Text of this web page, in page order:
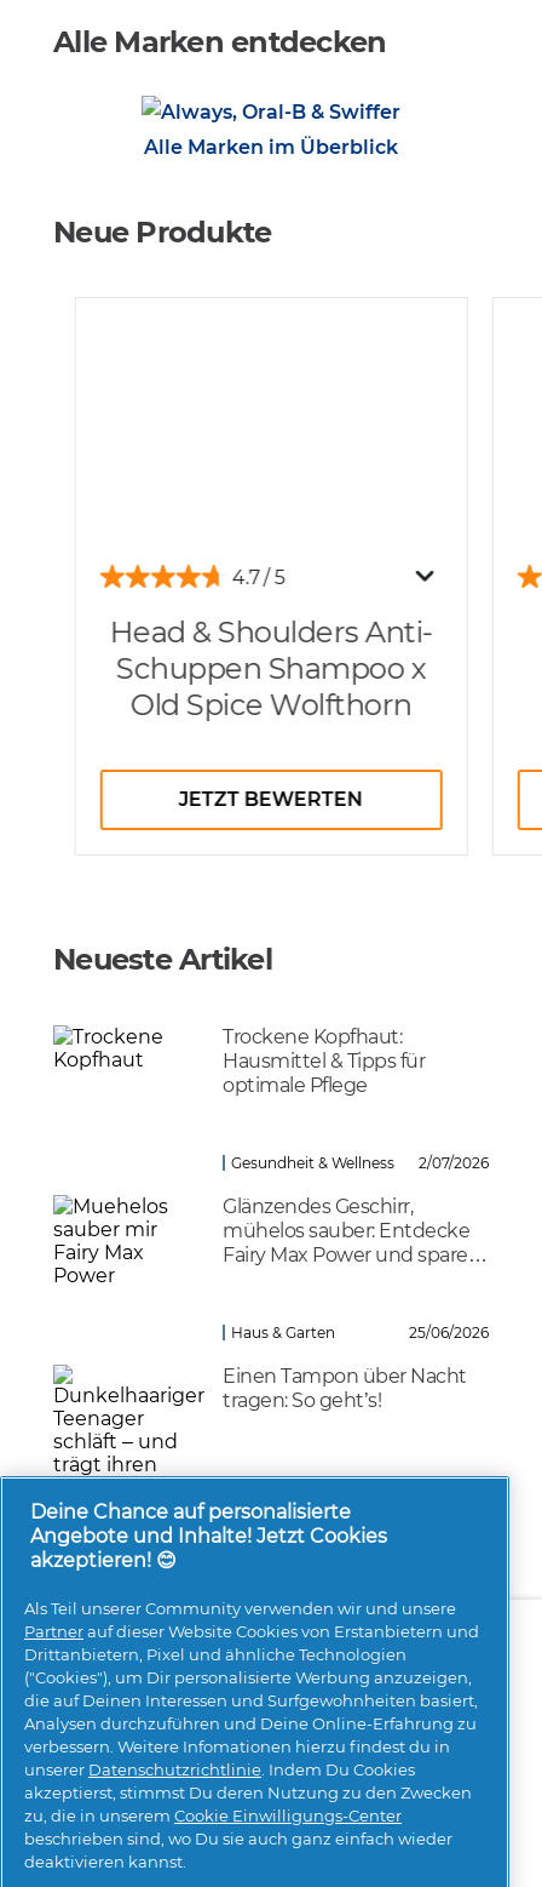
Alle Marken entdecken
Alle Marken im Überblick
Neue Produkte
4.7
Head & Shoulders Anti-
Schuppen Shampoo x
Old Spice Wolfthorn
JETZT BEWERTEN
Neueste Artikel
Trockene Kopfhaut:
Hausmittel & Tipps für
optimale Pflege
Gesundheit & Wellness 2/07/2026
Glänzendes Geschirr,
mühelos sauber: Entdecke
Fairy Max Power und spare
Haus & Garten 25/06/2026
Einen Tampon über Nacht
tragen: So geht’s!
Gesundheit & Wellness
Über uns Kontakt pg.com besuchen
Mehr Inspiration
Meine Daten
Geschäftsbedingungen
Deine Chance auf personalisierte
Angebote und Inhalte! Jetzt Cookies
akzeptieren! 😊
Als Teil unserer Community verwenden wir und unsere
Partnerauf dieser Website Cookies von Erstanbietern und
Drittanbietern, Pixel und ähnliche Technologien
("Cookies"), um Dir personalisierte Werbung anzuzeigen,
die auf Deinen Interessen und Surfgewohnheiten basiert,
Analysen durchzuführen und Deine Online-Erfahrung zu
verbessern. Weitere Infomationen hierzu findest du in
unserer Datenschutzrichtlinie. Indem Du Cookies
akzeptierst, stimmst Du deren Nutzung zu den Zwecken
zu, die in unserem Cookie Einwilligungs-Center
beschrieben sind, wo Du sie auch ganz einfach wieder
deaktivieren kannst.